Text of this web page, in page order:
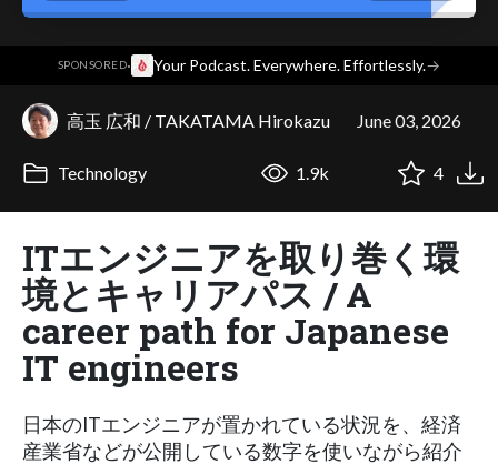
SPONSORED· Your Podcast. Everywhere. Effortlessly.→
高玉 広和 / TAKATAMA Hirokazu June 03, 2026
Technology 1.9k 4
ITエンジニアを取り巻く環
境とキャリアパス / A
career path for Japanese
IT engineers
日本のITエンジニアが置かれている状況を、経済
産業省などが公開している数字を使いながら紹介